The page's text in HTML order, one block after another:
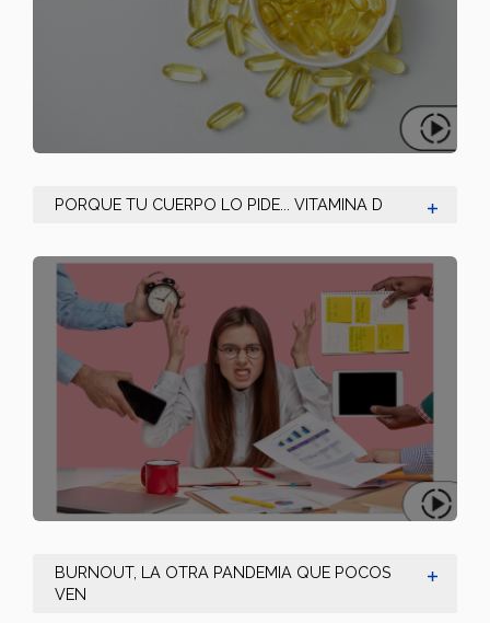
PORQUE TU CUERPO LO PIDE... VITAMINA D
BURNOUT, LA OTRA PANDEMIA QUE POCOS
VEN